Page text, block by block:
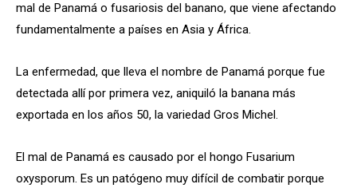
mal de Panamá o fusariosis del banano, que viene afectando
fundamentalmente a países en Asia y África.
La enfermedad, que lleva el nombre de Panamá porque fue
detectada allí por primera vez, aniquiló la banana más
exportada en los años 50, la variedad Gros Michel.
El mal de Panamá es causado por el hongo Fusarium
oxysporum. Es un patógeno muy difícil de combatir porque